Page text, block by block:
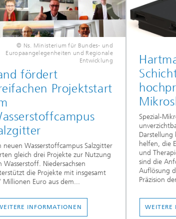
© Ns. Ministerium für Bundes- und
Europaangelegenheiten und Regionale
Entwicklung
fördert
Projektstart
neuen Wasserstoffcampus Salzgitter
gleich drei Projekte zur Nutzung
Wasserstoff. Niedersachsen
die Projekte mit insgesamt
Millionen Euro aus dem...
INFORMATIONEN
Spezial-
Darstellung
helfen, die
und
sind die
Auflösung
Präzision
WEITERE